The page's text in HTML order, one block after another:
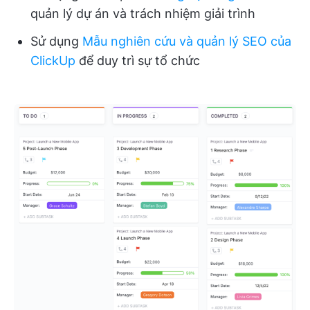
quản lý dự án và trách nhiệm giải trình
Sử dụng Mẫu nghiên cứu và quản lý SEO của
ClickUp để duy trì sự tổ chức